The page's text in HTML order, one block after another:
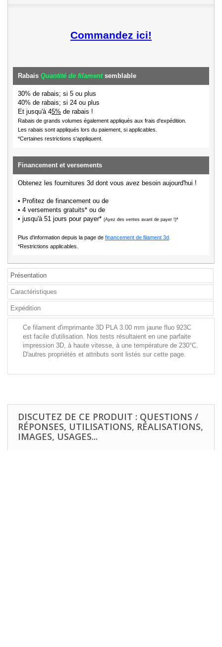
Commandez ici!
Rabais Quantité de filamentsemblable
30% de rabais; si 5 ou plus
40% de rabais; si 24 ou plus
Et jusqu'à 45% de rabais !
Rabais de grands volumes également appliqués aux frais d'expédition.
Les rabais sont appliqués lors du paiement, si applicables.
*Certaines restrictions s'appliquent.
Financement et versements
Obtenez les fournitures 3d dont vous avez besoin aujourd'hui !
• Profitez de financement ou de
• 4 versements gratuits* ou de
• jusqu'à 51 jours pour payer* (Ayez des ventes avant de payer !)*
Plus d'information depuis la page de financement de filament 3d
*Restrictions applicables.
Présentation
Caractéristiques
Expédition
Ce filament d'imprimante 3D PLA 3.00 mm jaune fluo 923C
est facile d'utilisation. Nos tests résultaient en une parfaite
impression 3D, à haute vitesse, à une température de 230°C.
D'autres propriétés et attributs sont listés sur cette page.
DISCUTEZ DE CE PRODUIT : QUESTIONS /
RÉPONSES, UTILISATIONS, RÉALISATIONS,
IMAGES, USAGES...